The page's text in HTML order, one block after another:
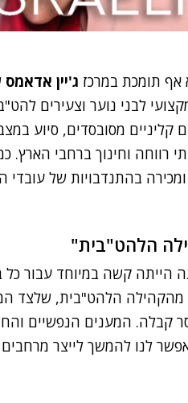
אף תומכת במרכז ג'יין אדאמס
לבני נוער וצעירים
קליניים מסובסדים, סיוע
רווחה וחינוך ברחבי הארץ.
בהתנדבויות של עובדי
הלהט"בית"
הייתה קשה במיוחד עבור כל
מהקהילה הלהט"בית, שלצד
קבלה. המענים הנפשיים
לנו להמשך לייצר מרחבים